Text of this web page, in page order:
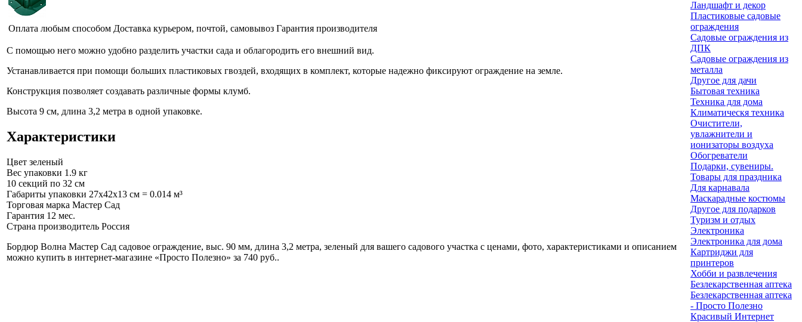
Оплата любым способом Доставка курьером, почтой, самовывоз Гарантия производителя
С помощью него можно удобно разделить участки сада и облагородить его внешний вид.
Устанавливается при помощи больших пластиковых гвоздей, входящих в комплект, которые надежно фиксируют ограждение на земле.
Конструкция позволяет создавать различные формы клумб.
Высота 9 см, длина 3,2 метра в одной упаковке.
Характеристики
Цвет зеленый
Вес упаковки 1.9 кг
10 секций по 32 см
Габариты упаковки 27x42x13 см = 0.014 м³
Торговая марка Мастер Сад
Гарантия 12 мес.
Страна производитель Россия
Бордюр Волна Мастер Сад садовое ограждение, выс. 90 мм, длина 3,2 метра, зеленый для вашего садового участка с ценами, фото, характеристиками и описанием
можно купить в интернет-магазине «Просто Полезно» за 740 руб..
Ландшафт и декор
Пластиковые садовые
ограждения
Садовые ограждения из
ДПК
Садовые ограждения из
металла
Другое для дачи
Бытовая техника
Техника для дома
Климатическя техника
Очистители,
увлажнители и
ионизаторы воздуха
Обогреватели
Подарки, сувениры.
Товары для праздника
Для карнавала
Маскарадные костюмы
Другое для подарков
Туризм и отдых
Электроника
Электроника для дома
Картриджи для
принтеров
Хобби и развлечения
Безлекарственная аптека
Безлекарственная аптека
- Просто Полезно
Красивый Интернет